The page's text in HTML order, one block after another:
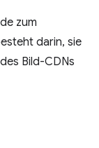
zum
darin, sie
Bild-CDNs